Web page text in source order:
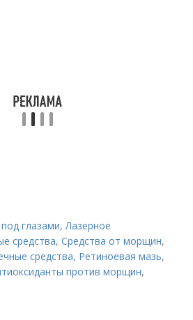
глазами, Лазерное
средства,Средства от морщин,
средства, Ретиноевая мазь,
против морщин,